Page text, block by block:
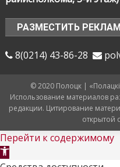
РАЗМЕСТИТЬ
8(0214) 43-86-28
© 2020 Полоцк |
Использование материалов
редакции. Цитирование
открытой
Перейти к содержимому
Открыть